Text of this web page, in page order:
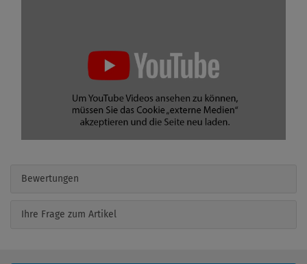
Bewertungen
Ihre Frage zum Artikel